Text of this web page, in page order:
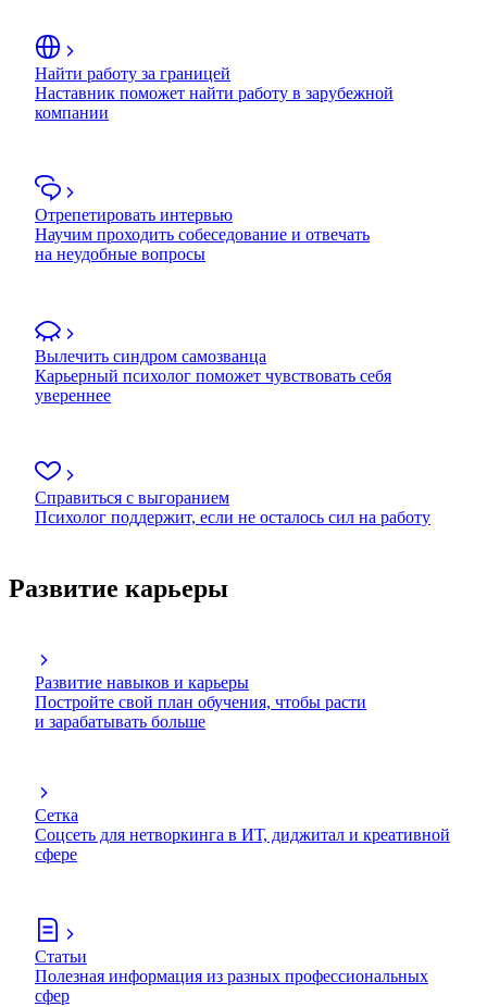
Найти работу за границей
Наставник поможет найти работу в зарубежной
компании
Отрепетировать интервью
Научим проходить собеседование и отвечать
на неудобные вопросы
Вылечить синдром самозванца
Карьерный психолог поможет чувствовать себя
увереннее
Справиться с выгоранием
Психолог поддержит, если не осталось сил на работу
Развитие карьеры
Развитие навыков и карьеры
Постройте свой план обучения, чтобы расти
и зарабатывать больше
Сетка
Соцсеть для нетворкинга в ИТ, диджитал и креативной
сфере
Статьи
Полезная информация из разных профессиональных
сфер